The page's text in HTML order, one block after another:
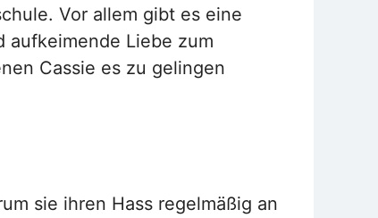
Vor allem gibt es eine
aufkeimende Liebe zum
Cassie es zu gelingen
sie ihren Hass regelmäßig an